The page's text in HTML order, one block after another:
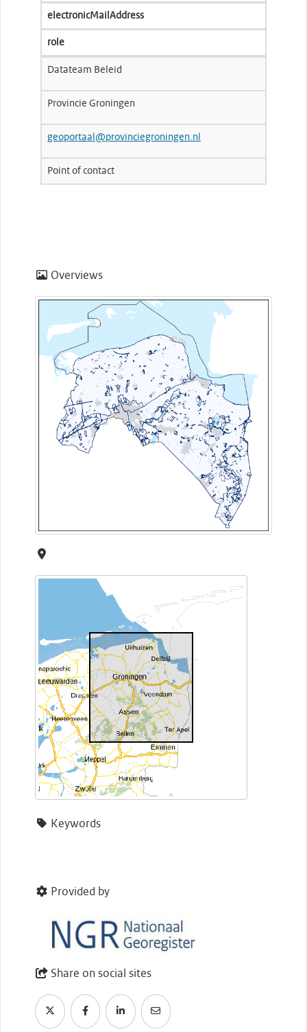
electronicMailAddress
role
Datateam Beleid
Provincie Groningen
geoportaal@provinciegroningen.nl
Point of contact
Overviews
Keywords
Provided by
Share on social sites